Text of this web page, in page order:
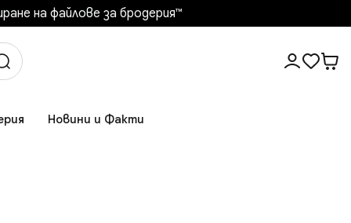
на файлове за бродерия™️
Новини и Факти